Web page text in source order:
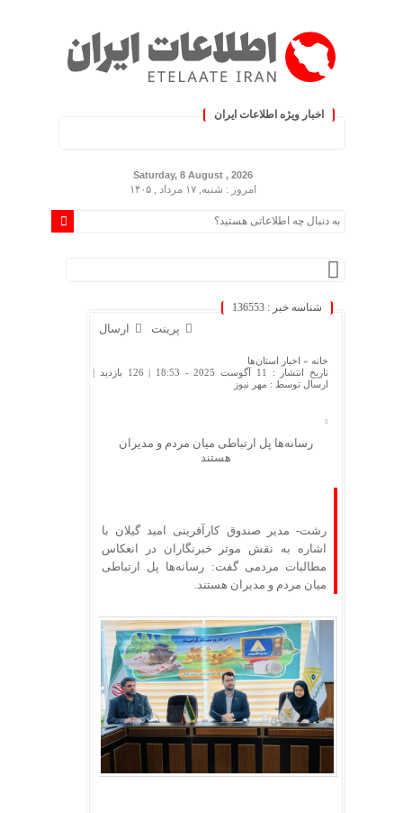
اخبار ویژه اطلاعات ایران
Saturday, 8 August , 2026
امروز : شنبه, ۱۷ مرداد , ۱۴۰۵
شناسه خبر : 136553
ارسال پرینت
خانه » اخبار استان‌ها
تاریخ انتشار : 11 آگوست 2025 - 18:53 |
126 بازدید
|
ارسال توسط : مهر نیوز
رسانه‌ها پل ارتباطی میان مردم و مدیران
هستند
رشت- مدیر صندوق کارآفرینی امید گیلان با
اشاره به نقش موثر خبرنگاران در انعکاس
مطالبات مردمی گفت: رسانه‌ها پل ارتباطی
میان مردم و مدیران هستند.